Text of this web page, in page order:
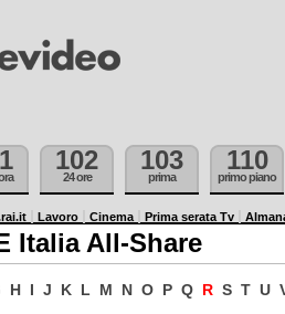
102
24 ore
103
prima
110
primo piano
Lavoro Cinema Prima serata Tv
Italia All-Share
H I J K L M N O P Q R S T U